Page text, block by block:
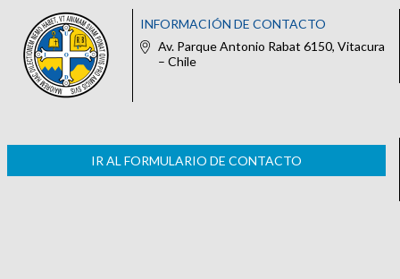
INFORMACIÓN DE CONTACTO
Av. Parque Antonio Rabat 6150, Vitacura
– Chile
IR AL FORMULARIO DE CONTACTO